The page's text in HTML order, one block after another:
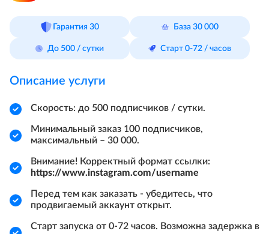
Гарантия 30 База 30 000
До 500 / сутки Старт 0-72 / часов
Описание услуги
Скорость: до 500 подписчиков / сутки.
Минимальный заказ 100 подписчиков,
максимальный – 30 000.
Внимание! Корректный формат ссылки:
https://www.instagram.com/username
Перед тем как заказать - убедитесь, что
продвигаемый аккаунт открыт.
Старт запуска от 0-72 часов. Возможна задержка в